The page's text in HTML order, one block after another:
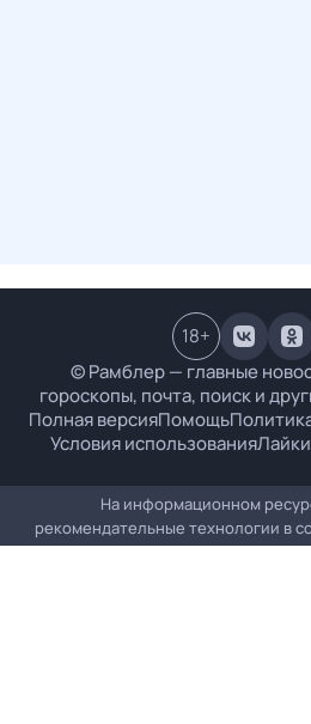
© Рамблер — главные
гороскопы, почта, поиск и
Полная версияПомощь
Условия использованияЛайки
18+
На информационном
рекомендательные технологии в